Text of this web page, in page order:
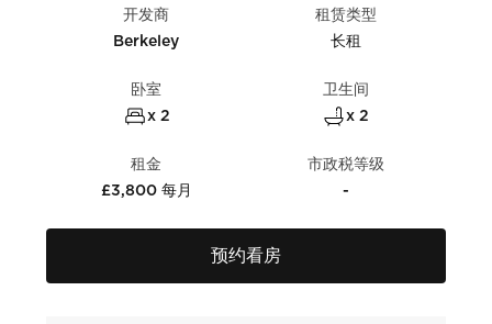
开发商
Berkeley
租赁类型
长租
卧室
x 2
卫生间
x 2
租金
£3,800 每月
市政税等级
-
预约看房